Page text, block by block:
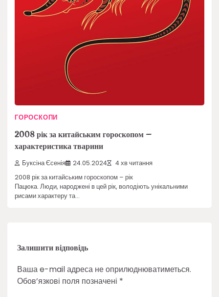
ГОРОСКОПИ
2008 рік за китайським гороскопом –
характеристика тварини
Буксіна Єсенія 24.05.2024 4 хв читання
2008 рік за китайським гороскопом – рік
Пацюка. Люди, народжені в цей рік, володіють унікальними
рисами характеру та…
Залишити відповідь
Ваша e-mail адреса не оприлюднюватиметься.
Обов’язкові поля позначені *